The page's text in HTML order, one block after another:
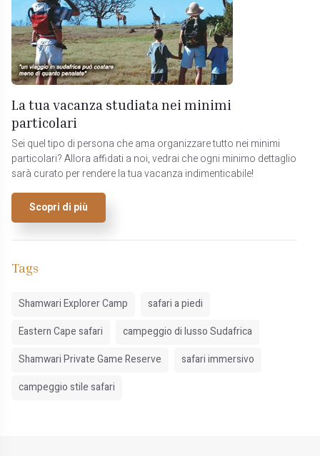
La tua vacanza studiata nei minimi
particolari
Sei quel tipo di persona che ama organizzare tutto nei minimi
particolari? Allora affidati a noi, vedrai che ogni minimo dettaglio
sarà curato per rendere la tua vacanza indimenticabile!
Scopri di più
Tags
Shamwari Explorer Camp
safari a piedi
Eastern Cape safari
campeggio di lusso Sudafrica
Shamwari Private Game Reserve
safari immersivo
campeggio stile safari